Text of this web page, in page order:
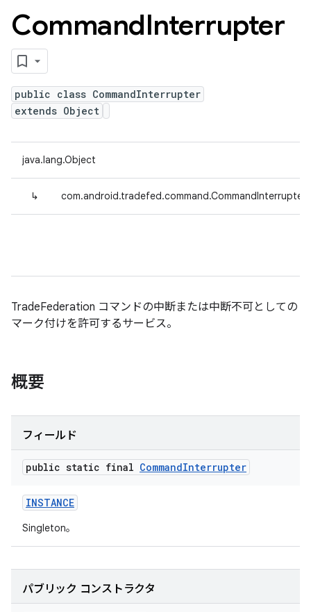
CommandInterrupter
public class CommandInterrupter
extends Object
java.lang.Object
↳ com.android.tradefed.command.CommandInterrupter
TradeFederation コマンドの中断または中断不可としての
マーク付けを許可するサービス。
概要
フィールド
public static final CommandInterrupter
INSTANCE
Singleton。
パブリック コンストラクタ